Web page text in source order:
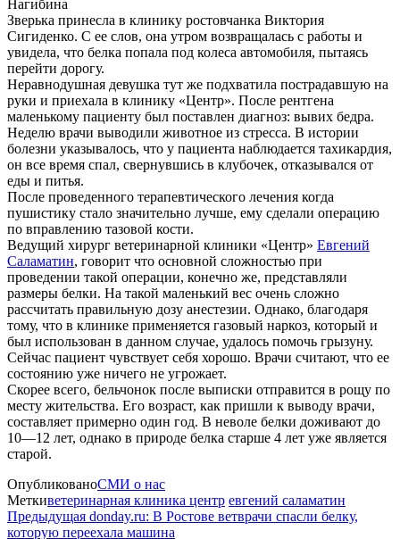
Нагибина
Зверька принесла в клинику ростовчанка Виктория
Сигиденко. С ее слов, она утром возвращалась с работы и
увидела, что белка попала под колеса автомобиля, пытаясь
перейти дорогу.
Неравнодушная девушка тут же подхватила пострадавшую на
руки и приехала в клинику «Центр». После рентгена
маленькому пациенту был поставлен диагноз: вывих бедра.
Неделю врачи выводили животное из стресса. В истории
болезни указывалось, что у пациента наблюдается тахикардия,
он все время спал, свернувшись в клубочек, отказывался от
еды и питья.
После проведенного терапевтического лечения когда
пушистику стало значительно лучше, ему сделали операцию
по вправлению тазовой кости.
Ведущий хирург ветеринарной клиники «Центр» Евгений
Саламатин, говорит что основной сложностью при
проведении такой операции, конечно же, представляли
размеры белки. На такой маленький вес очень сложно
рассчитать правильную дозу анестезии. Однако, благодаря
тому, что в клинике применяется газовый наркоз, который и
был использован в данном случае, удалось помочь грызуну.
Сейчас пациент чувствует себя хорошо. Врачи считают, что ее
состоянию уже ничего не угрожает.
Скорее всего, бельчонок после выписки отправится в рощу по
месту жительства. Его возраст, как пришли к выводу врачи,
составляет примерно один год. В неволе белки доживают до
10—12 лет, однако в природе белка старше 4 лет уже является
старой.
ОпубликованоСМИ о нас
Меткиветеринарная клиника центр евгений саламатин
Предыдущая donday.ru: В Ростове ветврачи спасли белку,
которую переехала машина